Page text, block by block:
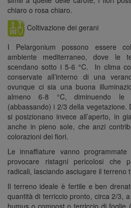
chiaro o rosa chiaro.
Coltivazione dei gerani
I Pelargonium possono essere
ambiente mediterraneo, dove le
scendano sotto i 5-6 °C. In clima
conservate all’interno di una
ovunque ci sia una buona
almeno 6-8 °C, diminuendo le
(abbassando) i 2/3 della vegetazione.
si posizionano invece all’aperto, in
anche in pieno sole, che anzi
colorazioni dei fiori.
Le innaffiature vanno
provocare ristagni pericolosi che
radicali, lasciando asciugare il terreno
Il terreno ideale è fertile e ben
quantità di terriccio pronto, circa 2/3,